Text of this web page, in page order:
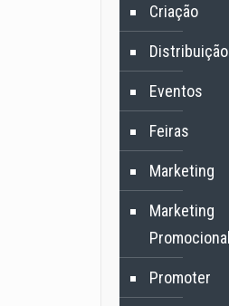
Criação
Distribuição
Eventos
Feiras
Marketing
Marketing
Promocional
Promoter